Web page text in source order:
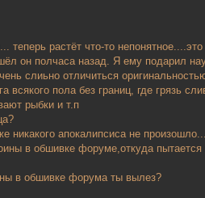
растёт что-то
он полчаса назад. Я ему подарил
слиьно отличиться
пола без границ, где грязь
рыбки и т.п
апокалипсиса не
в обшивке форуме,откуда
в обшивке форума ты вылез?